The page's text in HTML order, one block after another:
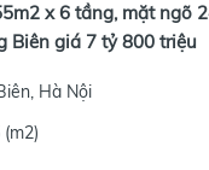
x 6 tầng, mặt ngõ
Biên giá 7 tỷ 800 triệu
Hà Nội
(m2)